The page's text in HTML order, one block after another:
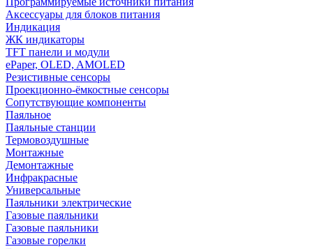
Аксессуары для блоков питания
Индикация
ЖК индикаторы
TFT панели и модули
ePaper, OLED, AMOLED
Резистивные сенсоры
Проекционно-ёмкостные сенсоры
Сопутствующие компоненты
Паяльное
Паяльные станции
Термовоздушные
Монтажные
Демонтажные
Инфракрасные
Универсальные
Паяльники электрические
Газовые паяльники
Газовые паяльники
Газовые горелки